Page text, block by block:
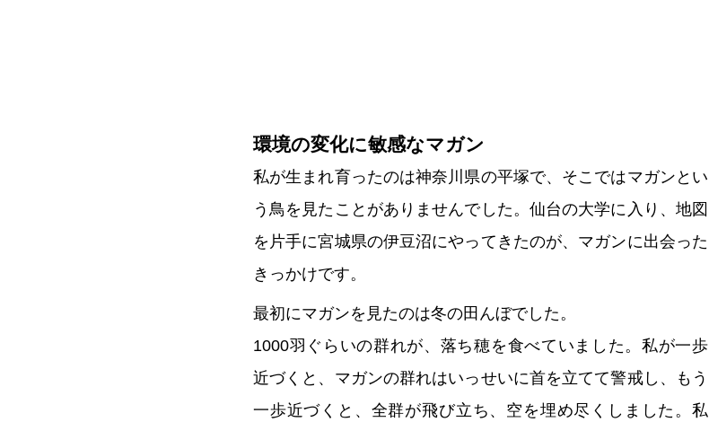
環境の変化に敏感なマガン
私が生まれ育ったのは神奈川県の平塚で、そこではマガンとい
う鳥を見たことがありませんでした。仙台の大学に入り、地図
を片手に宮城県の伊豆沼にやってきたのが、マガンに出会った
きっかけです。
最初にマガンを見たのは冬の田んぼでした。
1000羽ぐらいの群れが、落ち穂を食べていました。私が一歩
近づくと、マガンの群れはいっせいに首を立てて警戒し、もう
一歩近づくと、全群が飛び立ち、空を埋め尽くしました。私